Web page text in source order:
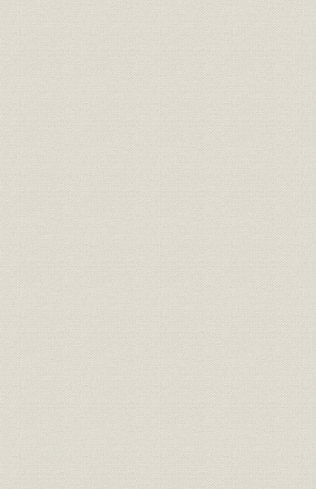
2. 始まった本格検閲
3. 廃止への道程
第5節 伊藤理事長が退陣
1. GHQの共同攻撃強まる
2. プレスコード違反事件
3. 伊藤理事長ついに辞任
4. 社費分担の新基準導入
第6節 初期の選挙報道
1. 手探りの時代
2. 独立政治部の初仕事
第7節 極東軍事裁判
1. 最大規模の動員
2. 判決速報で圧勝
第8節 新生・経済部が健闘
1. ドッジ・ライン
2. 360円レート決定
3. シャウプ勧告